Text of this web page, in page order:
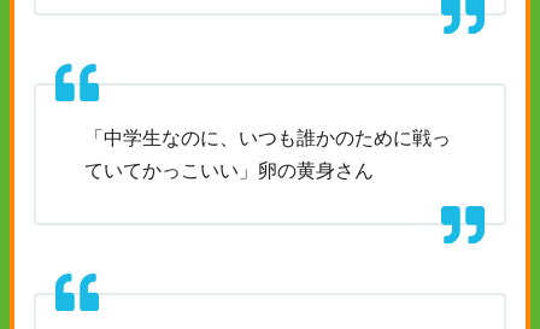
「中学生なのに、いつも誰かのために戦っ
ていてかっこいい」卵の黄身さん